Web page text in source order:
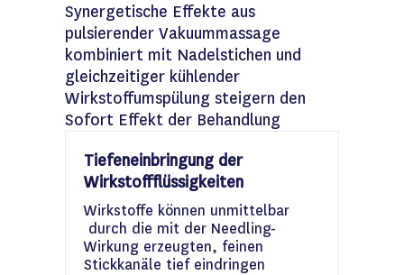
Synergetische Effekte aus
pulsierender Vakuummassage
kombiniert mit Nadelstichen und
gleichzeitiger kühlender
Wirkstoffumspülung steigern den
Sofort Effekt der Behandlung
Tiefeneinbringung der
Wirkstoffflüssigkeiten
Wirkstoffe können unmittelbar
durch die mit der Needling-
Wirkung erzeugten, feinen
Stickkanäle tief eindringen